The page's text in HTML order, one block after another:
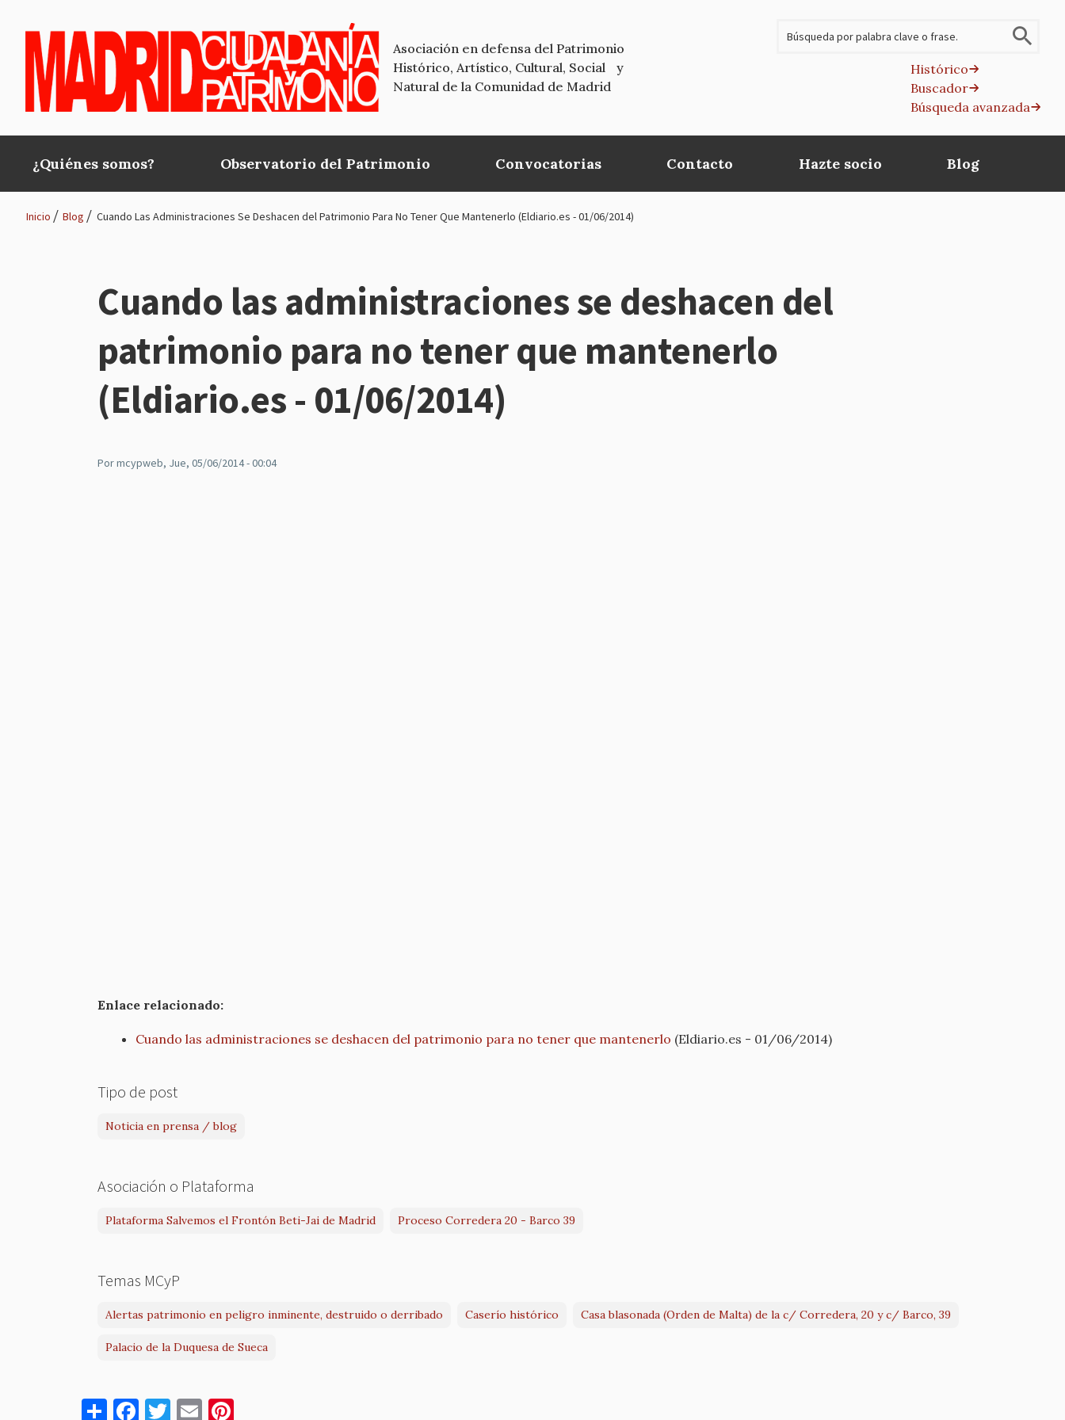
Asociación en defensa del Patrimonio
Histórico, Artístico, Cultural, Social y
Natural de la Comunidad de Madrid
Histórico
Buscador
Búsqueda avanzada
Main
navigation
¿Quiénes somos? Observatorio del Patrimonio Convocatorias Contacto Hazte socio Blog
Inicio Blog Cuando Las Administraciones Se Deshacen del Patrimonio Para No Tener Que Mantenerlo (Eldiario.es - 01/06/2014)
Cuando las administraciones se deshacen del
patrimonio para no tener que mantenerlo
(Eldiario.es - 01/06/2014)
Pormcypweb, Jue, 05/06/2014 - 00:04
Enlace relacionado:
Cuando las administraciones se deshacen del patrimonio para no tener que mantenerlo (Eldiario.es - 01/06/2014)
Tipo de post
Noticia en prensa / blog
Asociación o Plataforma
Plataforma Salvemos el Frontón Beti-Jai de Madrid Proceso Corredera 20 - Barco 39
Temas MCyP
Alertas patrimonio en peligro inminente, destruido o derribado Caserío histórico Casa blasonada (Orden de Malta) de la c/ Corredera, 20 y c/ Barco, 39
Palacio de la Duquesa de Sueca
S F T E